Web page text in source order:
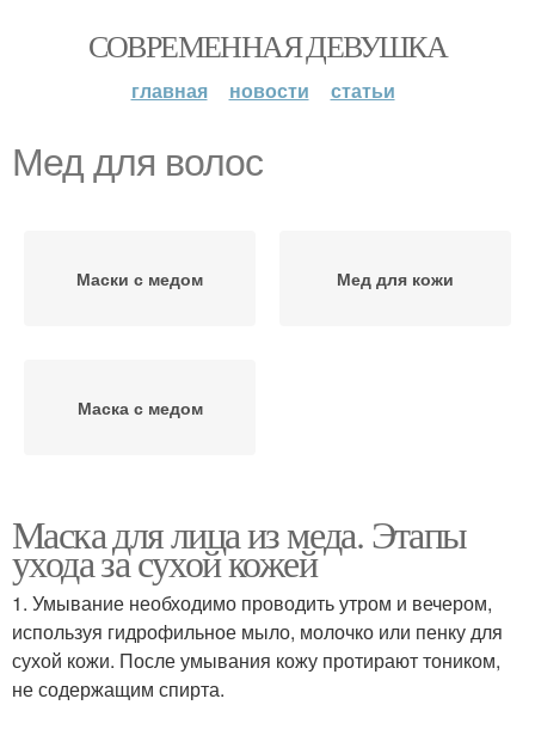
СОВРЕМЕННАЯ ДЕВУШКА
главная новости статьи
Мед для волос
Маски с медом Мед для кожи
Маска с медом
Маска для лица из меда. Этапы
ухода за сухой кожей
1. Умывание необходимо проводить утром и вечером,
используя гидрофильное мыло, молочко или пенку для
сухой кожи. После умывания кожу протирают тоником,
не содержащим спирта.